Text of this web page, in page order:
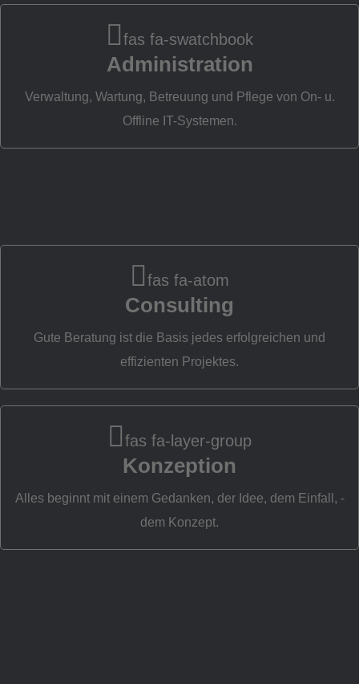
fas fa-swatchbook
Administration
Verwaltung, Wartung, Betreuung und Pflege von On- u.
Offline IT-Systemen.
fas fa-atom
Consulting
Gute Beratung ist die Basis jedes erfolgreichen und
effizienten Projektes.
fas fa-layer-group
Konzeption
Alles beginnt mit einem Gedanken, der Idee, dem Einfall, -
dem Konzept.